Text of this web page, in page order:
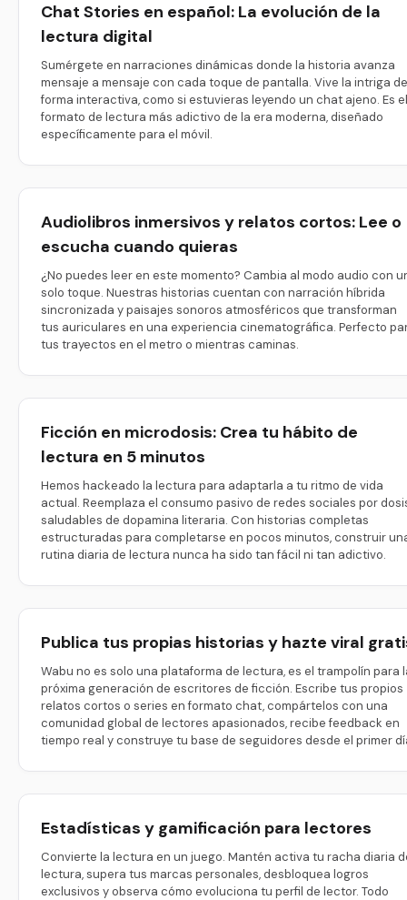
Chat Stories en español: La evolución de la
lectura digital
Sumérgete en narraciones dinámicas donde la historia avanza
mensaje a mensaje con cada toque de pantalla. Vive la intriga de
forma interactiva, como si estuvieras leyendo un chat ajeno. Es el
formato de lectura más adictivo de la era moderna, diseñado
específicamente para el móvil.
Audiolibros inmersivos y relatos cortos: Lee o
escucha cuando quieras
¿No puedes leer en este momento? Cambia al modo audio con
solo toque. Nuestras historias cuentan con narración híbrida
sincronizada y paisajes sonoros atmosféricos que transforman
tus auriculares en una experiencia cinematográfica. Perfecto
tus trayectos en el metro o mientras caminas.
Ficción en microdosis: Crea tu hábito de
lectura en 5 minutos
Hemos hackeado la lectura para adaptarla a tu ritmo de vida
actual. Reemplaza el consumo pasivo de redes sociales por
saludables de dopamina literaria. Con historias completas
estructuradas para completarse en pocos minutos, construir
rutina diaria de lectura nunca ha sido tan fácil ni tan adictivo.
Publica tus propias historias y hazte viral
Wabu no es solo una plataforma de lectura, es el trampolín para
próxima generación de escritores de ficción. Escribe tus propios
relatos cortos o series en formato chat, compártelos con una
comunidad global de lectores apasionados, recibe feedback en
tiempo real y construye tu base de seguidores desde el primer
Estadísticas y gamificación para lectores
Convierte la lectura en un juego. Mantén activa tu racha diaria
lectura, supera tus marcas personales, desbloquea logros
exclusivos y observa cómo evoluciona tu perfil de lector. Todo